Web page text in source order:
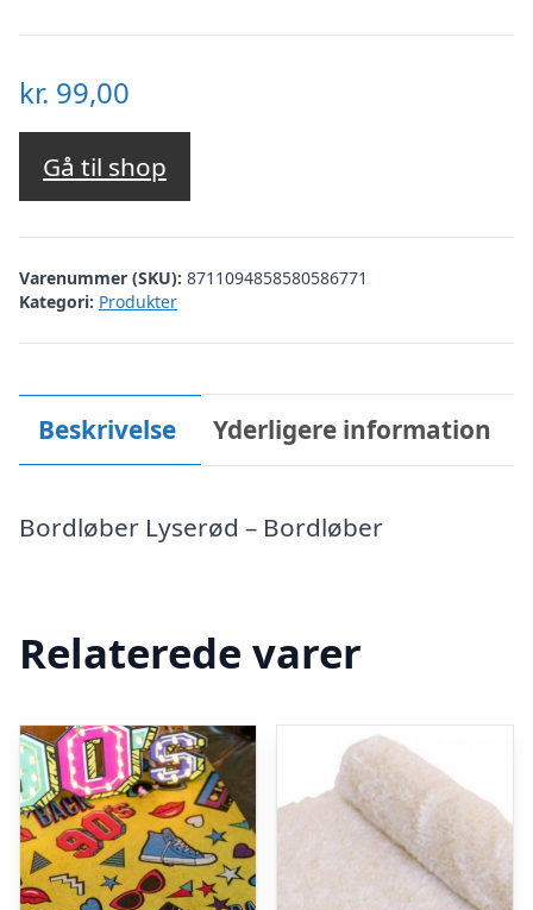
kr. 99,00
Gå til shop
Varenummer (SKU): 8711094858580586771
Kategori: Produkter
Beskrivelse Yderligere information
Bordløber Lyserød – Bordløber
Relaterede varer